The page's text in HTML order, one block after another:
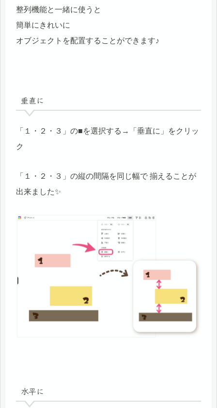
整列機能と一緒に使うと
簡単にきれいに
オブジェクトを配置することができます♪
垂直に
「１・２・３」の■を選択する→「垂直に」をクリッ
ク
「１・２・３」の縦の間隔を同じ幅で 揃えることが
出来ました✨
水平に